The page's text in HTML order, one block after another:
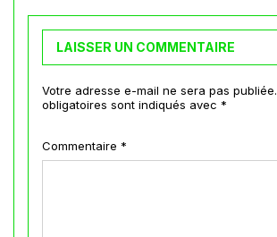
LAISSER UN COMMENTAIRE
Votre adresse e-mail ne sera pas publiée.
obligatoires sont indiqués avec *
Commentaire *